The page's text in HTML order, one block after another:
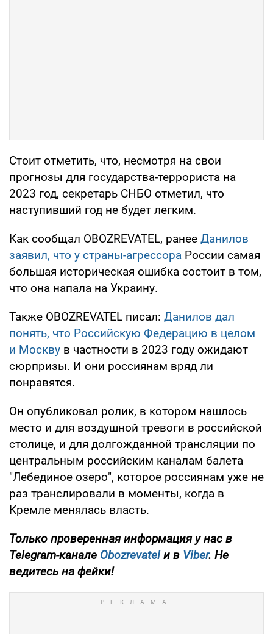
Стоит отметить, что, несмотря на свои
прогнозы для государства-террориста на
2023 год, секретарь СНБО отметил, что
наступивший год не будет легким.
Как сообщал OBOZREVATEL, ранее Данилов
заявил, что у страны-агрессора России самая
большая историческая ошибка состоит в том,
что она напала на Украину.
Также OBOZREVATEL писал: Данилов дал
понять, что Российскую Федерацию в целом
и Москву в частности в 2023 году ожидают
сюрпризы. И они россиянам вряд ли
понравятся.
Он опубликовал ролик, в котором нашлось
место и для воздушной тревоги в российской
столице, и для долгожданной трансляции по
центральным российским каналам балета
"Лебединое озеро", которое россиянам уже не
раз транслировали в моменты, когда в
Кремле менялась власть.
Только проверенная информация у нас в
Telegram-канале Obozrevatel и в Viber. Не
ведитесь на фейки!